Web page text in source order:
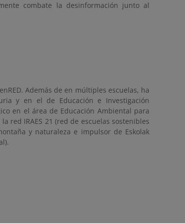
combate la desinformación junto al
Además de en múltiples escuelas, ha
y en el de Educación e Investigación
en el área de Educación Ambiental para
red IRAES 21 (red de escuelas sostenibles
y naturaleza e impulsor de Eskolak